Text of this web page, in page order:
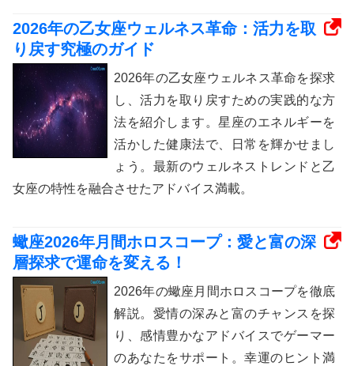
2026年の乙女座ウェルネス革命：活力を取
り戻す究極のガイド
2026年の乙女座ウェルネス革命を探求
し、活力を取り戻すための実践的な方
法を紹介します。星座のエネルギーを
活かした健康法で、日常を輝かせまし
ょう。最新のウェルネストレンドと乙
女座の特性を融合させたアドバイス満載。
蠍座2026年月間ホロスコープ：愛と富の深
層探求で運命を変える！
2026年の蠍座月間ホロスコープを徹底
解説。愛情の深みと富のチャンスを探
り、感情豊かなアドバイスでゲーマー
のあなたをサポート。幸運のヒント満